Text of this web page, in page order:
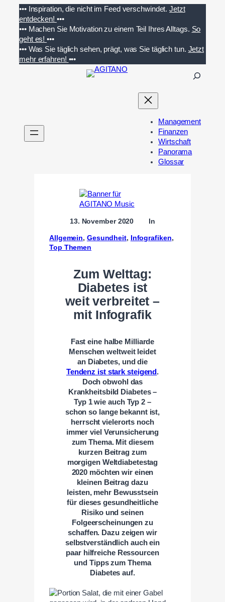
Inhalt
springen
••• Inspiration, die nicht im Feed verschwindet. Jetzt
entdecken! •••
••• Machen Sie Motivation zu einem Teil Ihres Alltags. So
geht es!•••
••• Was Sie täglich sehen, prägt, was Sie täglich tun. Jetzt
mehr erfahren! •••
n
Management
Finanzen
Wirtschaft
Panorama
Glossar
13. November 2020 In
Allgemein, Gesundheit, Infografiken
Top Themen
Zum Welttag:
Diabetes ist
weit verbreitet –
mit Infografik
Fast eine halbe Milliarde
Menschen weltweit leidet
an Diabetes, und die
Tendenz ist stark steigend .
Doch obwohl das
Krankheitsbild Diabetes –
Typ 1 wie auch Typ 2 –
schon so lange bekannt ist,
herrscht vielerorts noch
immer viel Verunsicherung
zum Thema. Mit diesem
kurzen Beitrag zum
morgigen Weltdiabetestag
2020 möchten wir einen
kleinen Beitrag dazu
leisten, mehr Bewusstsein
für dieses gesundheitliche
Risiko und seinen
Folgeerscheinungen zu
schaffen. Dazu zeigen wir
selbstverständlich auch ein
paar hilfreiche Ressourcen
und Tipps zum Thema
Diabetes auf.